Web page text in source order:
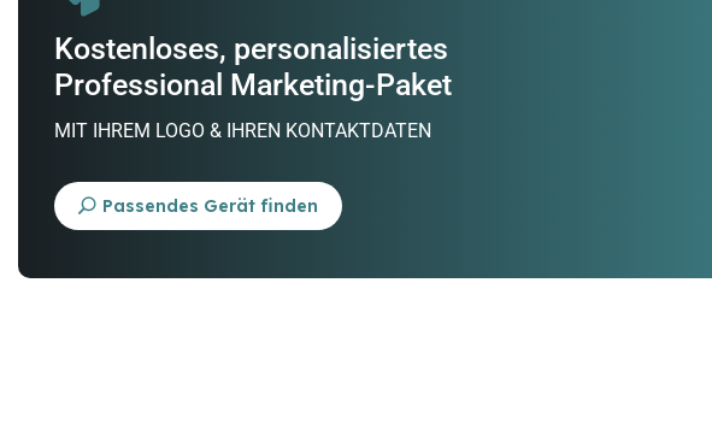
Kostenloses, personalisiertes
Professional Marketing-Paket
MIT IHREM LOGO & IHREN KONTAKTDATEN
Passendes Gerät finden